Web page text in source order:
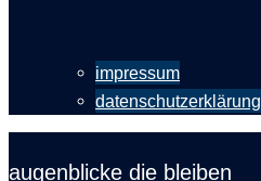
impressum
datenschutzerklärung
augenblicke die bleiben